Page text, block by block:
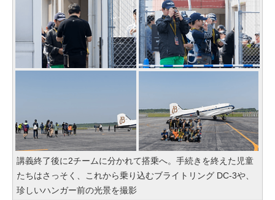
講義終了後に2チームに分かれて搭乗へ。手続きを終えた児童
たちはさっそく、これから乗り込むブライトリング DC-3や、
珍しいハンガー前の光景を撮影